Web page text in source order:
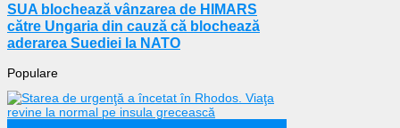
SUA blochează vânzarea de HIMARS
către Ungaria din cauză că blochează
aderarea Suediei la NATO
Populare